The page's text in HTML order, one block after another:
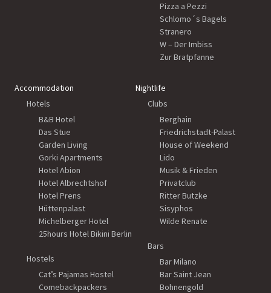
Pizza a Pezzi
Schlomo´s Bagels
Stranero
W – Der Imbiss
Zur Bratpfanne
Accommodation
Hotels
B&B Hotel
Das Stue
Garden Living
Gorki Apartments
Hotel Abion
Hotel Albrechtshof
Hotel Prens
Hüttenpalast
Michelberger Hotel
25hours Hotel Bikini Berlin
Hostels
Cat’s Pajamas Hostel
Comebackpackers
Nightlife
Clubs
Berghain
Friedrichstadt-Palast
House of Weekend
Lido
Musik & Frieden
Privatclub
Ritter Butzke
Sisyphos
Wilde Renate
Bars
Bar Milano
Bar Saint Jean
Bohnengold